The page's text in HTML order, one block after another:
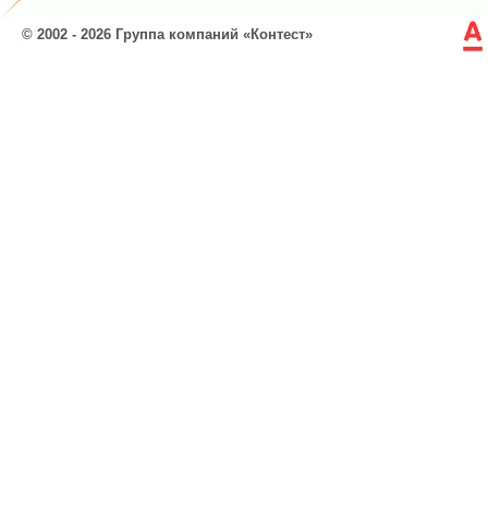
© 2002 - 2026 Группа компаний «Контест»